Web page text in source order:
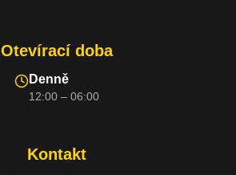
Otevírací doba
Denně
12:00 – 06:00
Kontakt